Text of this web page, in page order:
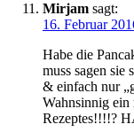
Mirjam sagt:
16. Februar
Habe die
muss sagen sie
& einfach nur
Wahnsinnig ein
Rezeptes!!!!?